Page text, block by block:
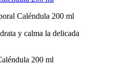
y calma la delicada